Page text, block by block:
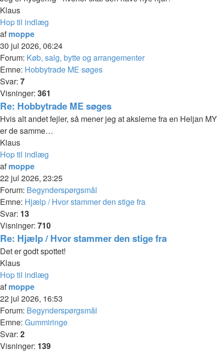
Klaus
Hop til indlæg
afmoppe
30 jul 2026, 06:24
Forum: Køb, salg, bytte og arrangementer
Emne: Hobbytrade ME søges
Svar: 7
Visninger: 361
Re: Hobbytrade ME søges
Hvis alt andet fejler, så mener jeg at akslerne fra en Heljan MY
er de samme…
Klaus
Hop til indlæg
afmoppe
22 jul 2026, 23:25
Forum: Begynderspørgsmål
Emne: Hjælp / Hvor stammer den stige fra
Svar: 13
Visninger: 710
Re: Hjælp / Hvor stammer den stige fra
Det er godt spottet!
Klaus
Hop til indlæg
afmoppe
22 jul 2026, 16:53
Forum: Begynderspørgsmål
Emne: Gummiringe
Svar: 2
Visninger: 139